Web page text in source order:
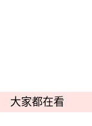
大家都在看